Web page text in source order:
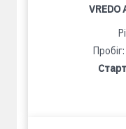
VREDO